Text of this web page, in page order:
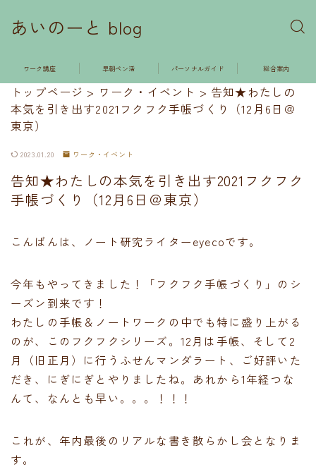
あいのーと blog
ワーク講座 早朝ペン活 パーソナルガイド 総合案内
トップページ > ワーク・イベント > 告知★わたしの
本気を引き出す2021フクフク手帳づくり（12月6日＠
東京）
2023.01.20 ワーク・イベント
告知★わたしの本気を引き出す2021フクフク
手帳づくり（12月6日＠東京）
こんばんは、ノート研究ライターeyecoです。
今年もやってきました！「フクフク手帳づくり」のシ
ーズン到来です！
わたしの手帳＆ノートワークの中でも特に盛り上がる
のが、このフクフクシリーズ。12月は手帳、そして2
月（旧正月）に行うふせんマンダラート、ご好評いた
だき、にぎにぎとやりましたね。あれから1年経つな
んて、なんとも早い。。。！！！
これが、年内最後のリアルな書き散らかし会となりま
す。